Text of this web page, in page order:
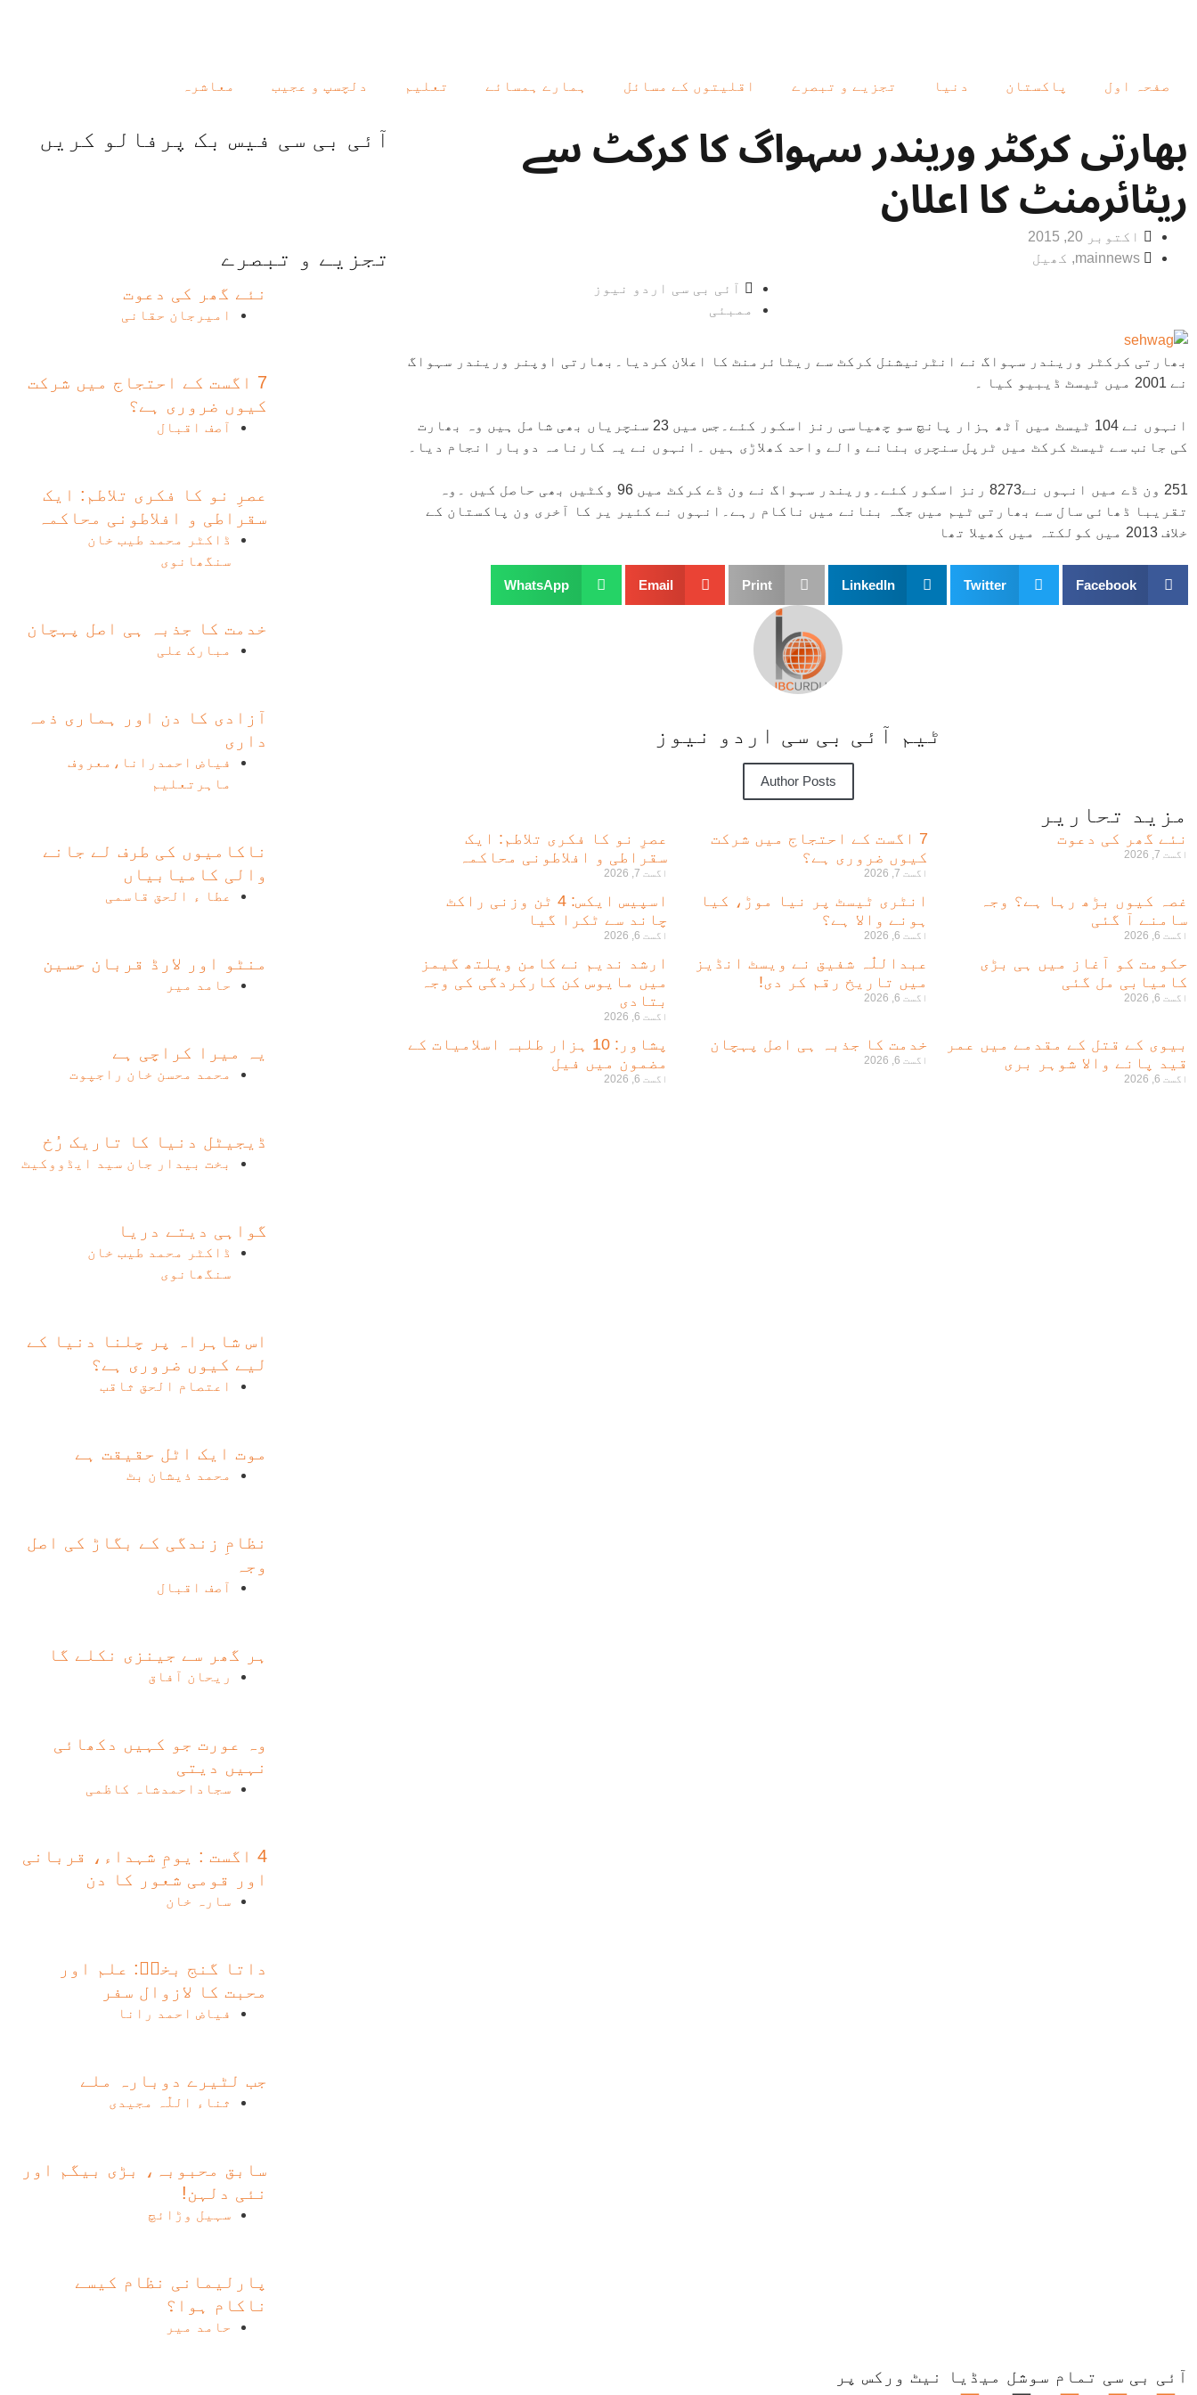
صفحہ اول پاکستان دنیا تجزیے و تبصرے اقلیتوں کے مسائل ہمارے ہمسائے تعلیم دلچسپ و عجیب معاشرہ
بھارتی کرکٹر وریندر سہواگ کا کرکٹ سے
ریٹائرمنٹ کا اعلان
اکتوبر 20, 2015
mainnews
, کھیل
آئی بی سی اردو نیوز
ممبئی
بھارتی کرکٹر وریندر سہواگ نے انٹرنیشنل کرکٹ سے ریٹائرمنٹ کا اعلان کردیا۔بھارتی اوپنر وریندر سہواگ
نے 2001 میں ٹیسٹ ڈیبیو کیا ۔
انہوں نے 104 ٹیسٹ میں آٹھ ہزار پانچ سو چھیاسی رنز اسکور کئے۔جس میں 23 سنچریاں بھی شامل ہیں وہ بھارت
کی جانب سے ٹیسٹ کرکٹ میں ٹرپل سنچری بنانے والے واحد کھلاڑی ہیں ۔انہوں نے یہ کارنامہ دوبار انجام دیا۔
251 ون ڈے میں انہوں نے8273 رنز اسکور کئے۔وریندر سہواگ نے ون ڈے کرکٹ میں 96 وکٹیں بھی حاصل کیں ۔وہ
تقریبا ڈھائی سال سے بھارتی ٹیم میں جگہ بنانے میں ناکام رہے۔انہوں نے کئیر یر کا آخری ون پاکستان کے
خلاف 2013 میں کولکتہ میں کھیلا تھا
Facebook
Twitter
LinkedIn
Print
Email
WhatsApp
ٹیم آئی بی سی اردو نیوز
Author Posts
مزید تحاریر
نئے گھر کی دعوت
اگست 7, 2026
7 اگست کے احتجاج میں شرکت
کیوں ضروری ہے؟
اگست 7, 2026
عصرِ نو کا فکری تلاطم: ایک
سقراطی و افلاطونی محاکمہ
اگست 7, 2026
غصہ کیوں بڑھ رہا ہے؟ وجہ
سامنے آ گئی
اگست 6, 2026
انٹری ٹیسٹ پر نیا موڑ، کیا
ہونے والا ہے؟
اگست 6, 2026
اسپیس ایکس: 4 ٹن وزنی راکٹ
چاند سے ٹکرا گیا
اگست 6, 2026
حکومت کو آغاز میں ہی بڑی
کامیابی مل گئی
اگست 6, 2026
عبداللّٰہ شفیق نے ویسٹ انڈیز
میں تاریخ رقم کر دی!
اگست 6, 2026
ارشد ندیم نے کامن ویلتھ گیمز
میں مایوس کن کارکردگی کی وجہ
بتادی
اگست 6, 2026
بیوی کے قتل کے مقدمے میں عمر
قید پانے والا شوہر بری
اگست 6, 2026
خدمت کا جذبہ ہی اصل پہچان
اگست 6, 2026
پشاور: 10 ہزار طلبہ اسلامیات کے
مضمون میں فیل
اگست 6, 2026
آئی بی سی فیس بک پرفالو کریں
تجزیے و تبصرے
نئے گھر کی دعوت
امیرجان حقانی
7 اگست کے احتجاج میں شرکت
کیوں ضروری ہے؟
آصف اقبال
عصرِ نو کا فکری تلاطم: ایک
سقراطی و افلاطونی محاکمہ
ڈاکٹر محمد طیب خان
سنگھانوی
خدمت کا جذبہ ہی اصل پہچان
مبارک علی
آزادی کا دن اور ہماری ذمہ
داری
فیاض احمدرانا،معروف
ماہرتعلیم
ناکامیوں کی طرف لے جانے
والی کامیابیاں
عطا ء الحق قاسمی
منٹو اور لارڈ قربان حسین
حامد میر
یہ میرا کراچی ہے
محمد محسن خان راجپوت
ڈیجیٹل دنیا کا تاریک رُخ
بخت بیدار جان سید ایڈووکیٹ
گواہی دیتے دریا
ڈاکٹر محمد طیب خان
سنگھانوی
اس شاہراہ پر چلنا دنیا کے
لیے کیوں ضروری ہے؟
اعتصام الحق ثاقب
موت ایک اٹل حقیقت ہے
محمد ذیشان بٹ
نظامِ زندگی کے بگاڑ کی اصل
وجہ
آصف اقبال
ہر گھر سے جینزی نکلے گا
ریحان آفاق
وہ عورت جو کہیں دکھائی
نہیں دیتی
سجاداحمدشاہ کاظمی
4 اگست : یومِ شہداء، قربانی
اور قومی شعور کا دن
سارہ خان
داتا گنج بخشؒ: علم اور
محبت کا لازوال سفر
فیاض احمد رانا
جب لٹیرے دوبارہ ملے
ثناء اللّٰہ مجیدی
سابق محبوبہ، بڑی بیگم اور
نئی دلہن!
سہیل وڑائچ
پارلیمانی نظام کیسے
ناکام ہوا؟
حامد میر
آئی بی سی تمام سوشل میڈیا نیٹ ورکس پر